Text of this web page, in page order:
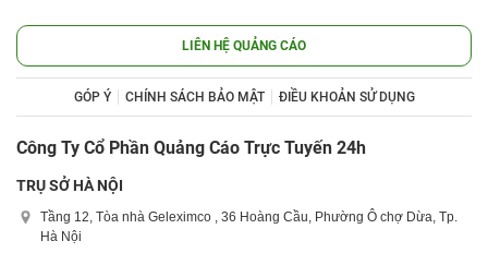
LIÊN HỆ QUẢNG CÁO
GÓP Ý CHÍNH SÁCH BẢO MẬT ĐIỀU KHOẢN SỬ DỤNG
Công Ty Cổ Phần Quảng Cáo Trực Tuyến 24h
TRỤ SỞ HÀ NỘI
Tầng 12, Tòa nhà Geleximco , 36 Hoàng Cầu, Phường Ô chợ Dừa, Tp.
Hà Nội